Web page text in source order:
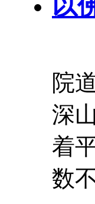
四
院
深
着
数